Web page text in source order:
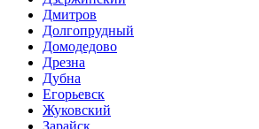
Дмитров
Долгопрудный
Домодедово
Дрезна
Дубна
Егорьевск
Жуковский
Зарайск